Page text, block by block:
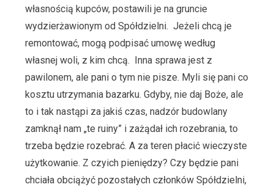
własnością kupców, postawili je na gruncie
wydzierżawionym od Spółdzielni. Jeżeli chcą je
remontować, mogą podpisać umowę według
własnej woli, z kim chcą. Inna sprawa jest z
pawilonem, ale pani o tym nie pisze. Myli się pani co
kosztu utrzymania bazarku. Gdyby, nie daj Boże, ale
to i tak nastąpi za jakiś czas, nadzór budowlany
zamknął nam „te ruiny” i zażądał ich rozebrania, to
trzeba będzie rozebrać. A za teren płacić wieczyste
użytkowanie. Z czyich pieniędzy? Czy będzie pani
chciała obciążyć pozostałych członków Spółdzielni,